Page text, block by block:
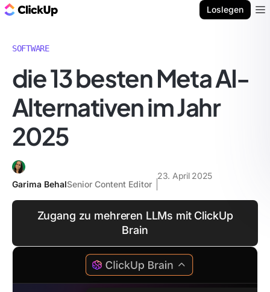
Loslegen
SOFTWARE
die 13 besten Meta AI-
Alternativen im Jahr
2025
Garima BehalSenior Content Editor
23. April 2025
Zugang zu mehreren LLMs mit ClickUp
Brain